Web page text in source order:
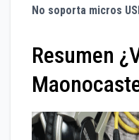
No soporta micros
Resumen